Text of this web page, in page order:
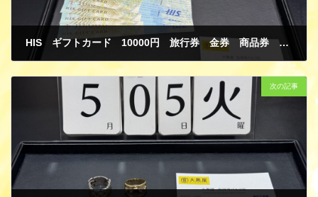
HIS ギフトカード 10000円 旅行券 金券 商品券 買取
次の記事